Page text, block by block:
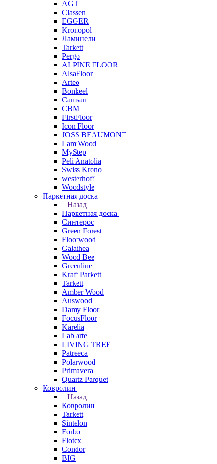
AGT
Classen
EGGER
Kronopol
Ламинели
Tarkett
Pergo
ALPINE FLOOR
AlsaFloor
Arteo
Bonkeel
Camsan
CBM
FirstFloor
Icon Floor
JOSS BEAUMONT
LamiWood
MyStep
Peli Anatolia
Swiss Krono
westerhoff
Woodstyle
Паркетная доска
Назад
Паркетная доска
Синтерос
Green Forest
Floorwood
Galathea
Wood Bee
Greenline
Kraft Parkett
Tarkett
Amber Wood
Auswood
Damy Floor
FocusFloor
Karelia
Lab arte
LIVING TREE
Patreeca
Polarwood
Primavera
Quartz Parquet
Ковролин
Назад
Ковролин
Tarkett
Sintelon
Forbo
Flotex
Condor
BIG